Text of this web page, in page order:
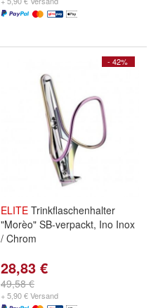
- 42%
ELITE Trinkflaschenhalter
"Morèo" SB-verpackt, Ino Inox
/ Chrom
28,83 €
49,58 €
+ 5,90 € Versand